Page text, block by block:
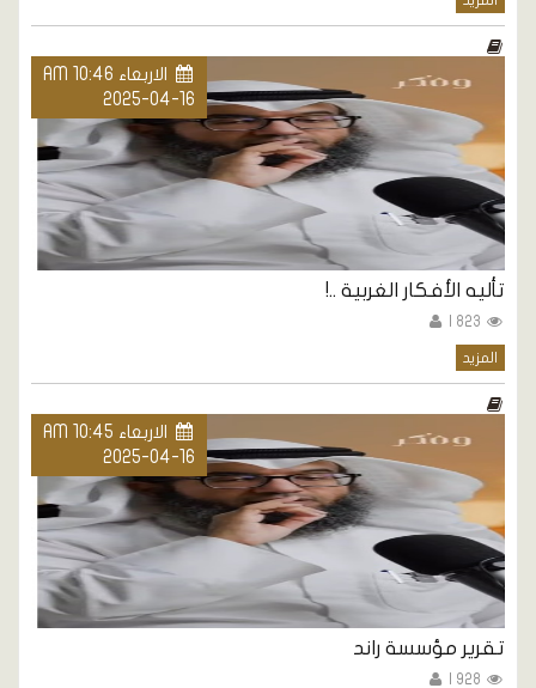
الاربعاء AM 10:46
2025-04-16
تأليه الأفكار الغربية ..!
المزيد
الاربعاء AM 10:45
2025-04-16
تقرير مؤسسة راند